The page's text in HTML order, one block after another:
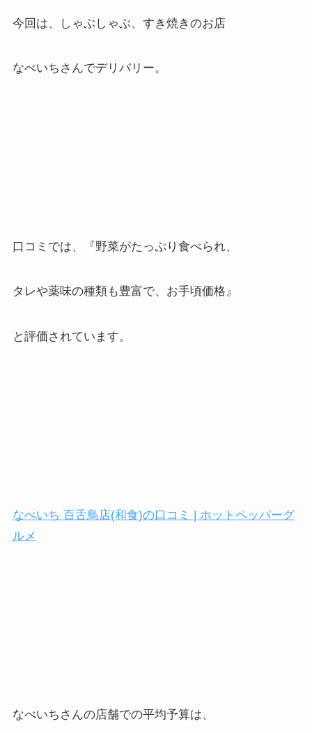
今回は、しゃぶしゃぶ、すき焼きのお店
なべいちさんでデリバリー。
口コミでは、『野菜がたっぷり食べられ、
タレや薬味の種類も豊富で、お手頃価格』
と評価されています。
なべいち 百舌鳥店(和食)の口コミ | ホットペッパーグ
ルメ
なべいちさんの店舗での平均予算は、